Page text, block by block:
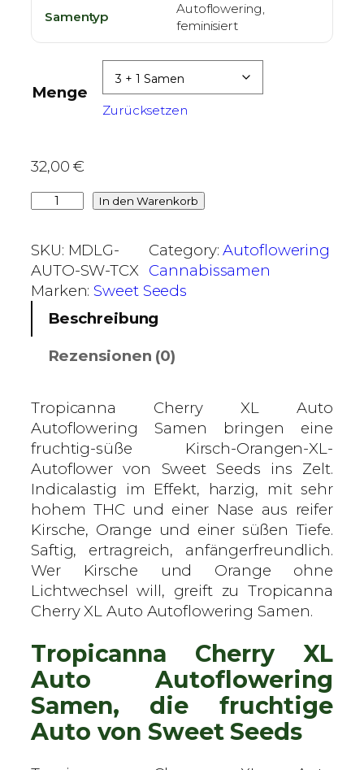
2
,
0
0
s
3
,
0
€
Samentyp
Autoflowering,
feminisiert
Menge
Zurücksetzen
32,00€
o
p
i
c
C
h
e
r
r
y
X
L
A
u
t
–
S
w
e
e
In den Warenkorb
SKU: MDLG-
AUTO-SW-TCX
Category:Autoflowering
Cannabissamen
Marken:Sweet Seeds
Beschreibung
Rezensionen (0)
Tropicanna Cherry XL Auto
Autoflowering Samen bringen eine
fruchtig-süße Kirsch-Orangen-XL-
Autoflower von Sweet Seeds ins Zelt.
Indicalastig im Effekt, harzig, mit sehr
hohem THC und einer Nase aus reifer
Kirsche, Orange und einer süßen Tiefe.
Saftig, ertragreich, anfängerfreundlich.
Wer Kirsche und Orange ohne
Lichtwechsel will, greift zu Tropicanna
Cherry XL Auto Autoflowering Samen.
Tropicanna Cherry XL
Auto Autoflowering
Samen, die fruchtige
Auto von Sweet Seeds